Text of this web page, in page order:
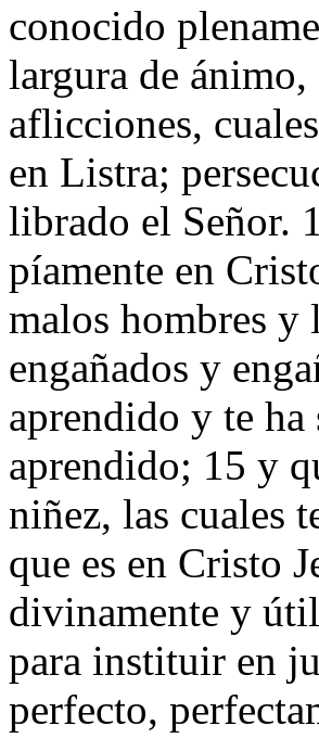
conocido
largura de ánimo,
aflicciones,
en Listra;
librado el Señor.
píamente en
malos hombres y
engañados y
aprendido y te ha
aprendido; 15 y
niñez, las cuales
que es en Cristo
divinamente y
para instituir en
perfecto,